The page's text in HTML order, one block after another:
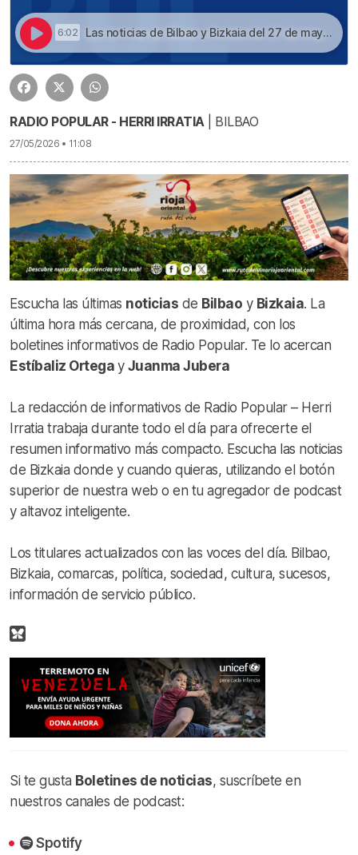
6:02 Las noticias de Bilbao y Bizkaia del 27 de mayo a las 12 | Escucha las noticias de Bilbao y Bizkaia de las 12 con Juanma Jubera del 27 de mayo
RADIO POPULAR - HERRI IRRATIA| BILBAO
27/05/2026 • 11:08
Escucha las últimas noticias de Bilbao y Bizkaia. La
última hora más cercana, de proximidad, con los
boletines informativos de Radio Popular. Te lo acercan
Estíbaliz Ortega y Juanma Jubera
La redacción de informativos de Radio Popular – Herri
Irratia trabaja durante todo el día para ofrecerte el
resumen informativo más compacto. Escucha las noticias
de Bizkaia donde y cuando quieras, utilizando el botón
superior de nuestra web o en tu agregador de podcast
y altavoz inteligente.
Los titulares actualizados con las voces del día. Bilbao,
Bizkaia, comarcas, política, sociedad, cultura, sucesos,
información de servicio público.
Si te gusta Boletines de noticias, suscríbete en
nuestros canales de podcast:
Spotify